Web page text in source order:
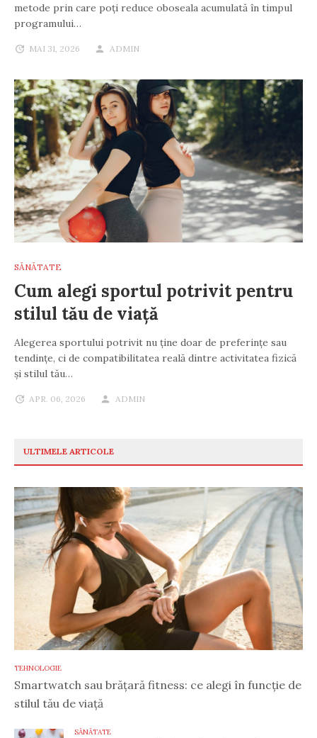
metode prin care poți reduce oboseala acumulată în timpul
programului…
MAI 31, 2026 ADMIN
SĂNĂTATE
Cum alegi sportul potrivit pentru
stilul tău de viață
Alegerea sportului potrivit nu ține doar de preferințe sau
tendințe, ci de compatibilitatea reală dintre activitatea fizică
și stilul tău…
APR. 06, 2026 ADMIN
ULTIMELE ARTICOLE
TEHNOLOGIE
Smartwatch sau brățară fitness: ce alegi în funcție de
stilul tău de viață
SĂNĂTATE